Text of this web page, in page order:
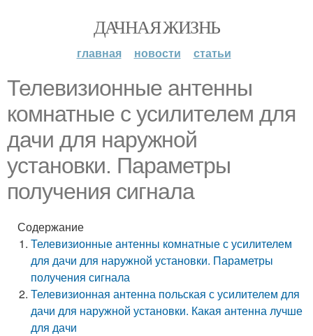
ДАЧНАЯ ЖИЗНЬ
главная новости статьи
Телевизионные антенны
комнатные с усилителем для
дачи для наружной
установки. Параметры
получения сигнала
Содержание
Телевизионные антенны комнатные с усилителем
для дачи для наружной установки. Параметры
получения сигнала
Телевизионная антенна польская с усилителем для
дачи для наружной установки. Какая антенна лучше
для дачи